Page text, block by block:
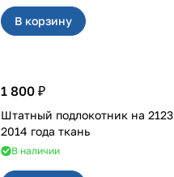
В корзину
1 800 ₽
Штатный подлокотник на 2123 до
2014 года ткань
В наличии